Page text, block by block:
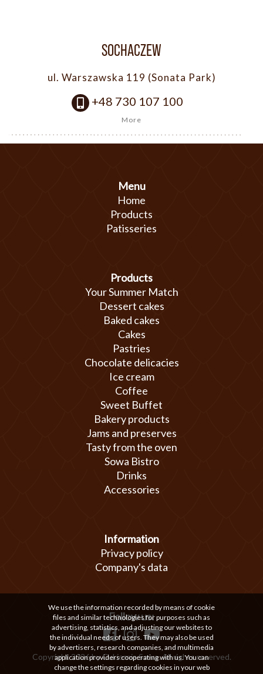
SOCHACZEW
ul. Warszawska 119 (Sonata Park)
+48 730 107 100
More
Menu
Home
Products
Patisseries
Products
Your Summer Match
Dessert cakes
Baked cakes
Cakes
Pastries
Chocolate delicacies
Ice cream
Coffee
Sweet Buffet
Bakery products
Jams and preserves
Tasty from the oven
Sowa Bistro
Drinks
Accessories
Information
Privacy policy
Company's data
Follow us:
Copyright 2026 by Cukiernia Sowa. All rights reserved.
We use the information recorded by means of cookie
files and similar technologies for purposes such as
advertising, statistics, and adjusting our websites to
the individual needs of users. They may also be used
by advertisers, research companies, and multimedia
application providers cooperating with us. You can
change the settings regarding cookies in your web